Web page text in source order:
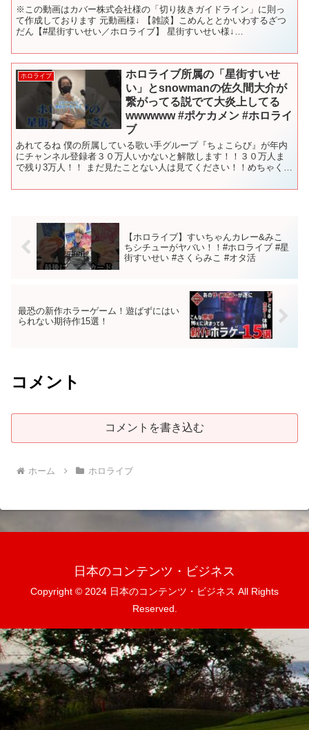
※この動画はカバー株式会社様の「切り抜きガイドライン」に則っ
て作成しております 元動画様↓ 【雑談】こめんととかいわするざつ
だん【#星街すいせい／ホロライブ】 星街すいせい様↓
ホロライブ
ホロライブ所属の「星街すいせ
い」とsnowmanの佐久間大介が
繋がってる説でて大炎上してる
wwwwww #ポケカメン #ホロライ
ブ
あれてるね 僕の所属している歌い手グループ『ちょこらび』が年内
にチャンネル登録者３０万人いかないと解散します！！３０万人ま
で残り3万人！！ まだ見たことない人は見てください！！めちゃくち
【ホロライブ】すいちゃんカレー&みこ
ちシチューがヤバい！！#ホロライブ #星
街すいせい #さくらみこ #オタ活
最恐の新作ホラーゲーム！遊ばずにはい
られない期待作15選！
コメント
コメントを書き込む
ホーム ホロライブ
日本のコンテンツ・ビジネス
Copyright © 2024 日本のコンテンツ・ビジネス All Rights
Reserved.